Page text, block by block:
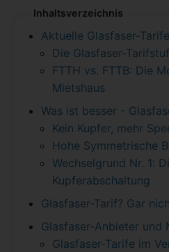
Inhaltsverzeichnis
Aktuelle Glasfaser-
Die Glasfaser-
FTTH vs. FTTB: Die
Mietshaus
Was ist besser -
Kein Kupfer, mehr
Hohe Symmetrische
Wechselgrund Nr. 1:
Kupferabschaltung
Glasfaser-Tarif? Gar
Glasfaser-Anbieter und
Glasfaser-Tarife im